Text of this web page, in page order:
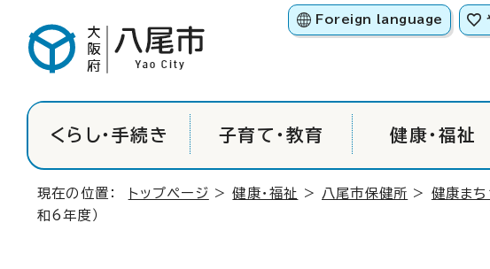
Foreign language
くらし・手続き 子育て・教育 健康・福祉
現在の位置： トップページ >健康・福祉 > 八尾市保健所 > 健康まち
和6年度）